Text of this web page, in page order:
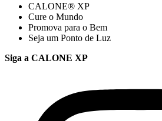
CALONE® XP
Cure o Mundo
Promova para o Bem
Seja um Ponto de Luz
Siga a CALONE XP